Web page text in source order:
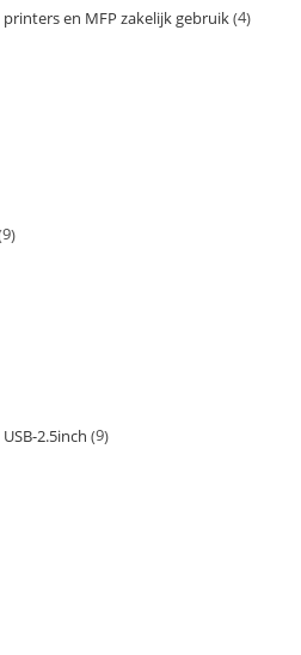
printers en MFP zakelijk gebruik 4
9
USB-2.5inch 9